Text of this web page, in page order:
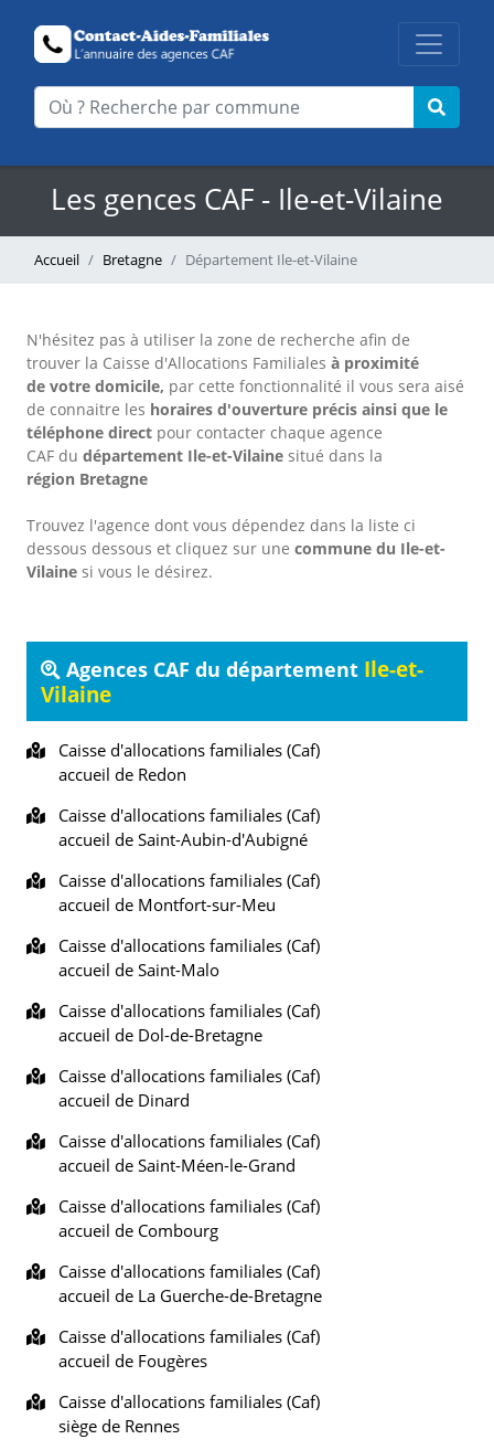
Les gences CAF - Ile-et-Vilaine
Accueil Bretagne Département Ile-et-Vilaine
N'hésitez pas à utiliser la zone de recherche afin de
trouver la Caisse d'Allocations Familiales à proximité
de votre domicile, par cette fonctionnalité il vous sera aisé
de connaitre les horaires d'ouverture précis ainsi que le
téléphone direct pour contacter chaque agence
CAF du département Ile-et-Vilaine situé dans la
région Bretagne
Trouvez l'agence dont vous dépendez dans la liste ci
dessous dessous et cliquez sur une commune du Ile-et-
Vilaine si vous le désirez.
Agences CAF du département Ile-et-
Vilaine
Caisse d'allocations familiales (Caf)
accueil de Redon
Caisse d'allocations familiales (Caf)
accueil de Saint-Aubin-d'Aubigné
Caisse d'allocations familiales (Caf)
accueil de Montfort-sur-Meu
Caisse d'allocations familiales (Caf)
accueil de Saint-Malo
Caisse d'allocations familiales (Caf)
accueil de Dol-de-Bretagne
Caisse d'allocations familiales (Caf)
accueil de Dinard
Caisse d'allocations familiales (Caf)
accueil de Saint-Méen-le-Grand
Caisse d'allocations familiales (Caf)
accueil de Combourg
Caisse d'allocations familiales (Caf)
accueil de La Guerche-de-Bretagne
Caisse d'allocations familiales (Caf)
accueil de Fougères
Caisse d'allocations familiales (Caf)
siège de Rennes